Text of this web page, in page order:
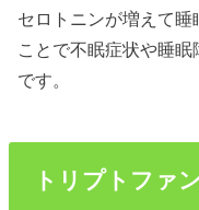
セロトニンが増えて
ことで不眠症状や睡
です。
トリプトファ